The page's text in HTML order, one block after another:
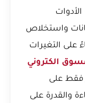
واستخلاص
على التغيرات
الكتروني
فقط على
والقدرة على